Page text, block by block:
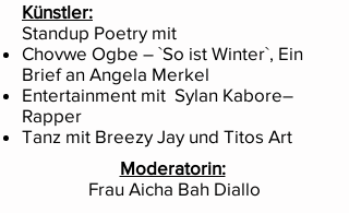
Künstler:
Standup Poetry mit
Chovwe Ogbe – `So ist Winter`, Ein
Brief an Angela Merkel
Entertainment mit Sylan Kabore–
Rapper
Tanz mit Breezy Jay und Titos Art
Moderatorin:
Frau Aicha Bah Diallo